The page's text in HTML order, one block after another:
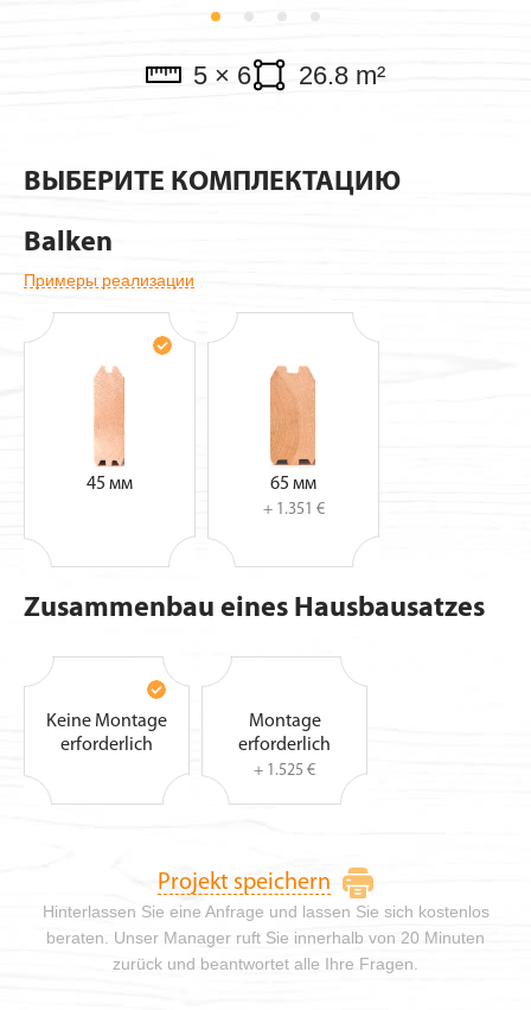
5 × 6 26.8 m²
ВЫБЕРИТЕ КОМПЛЕКТАЦИЮ
Balken
Примеры реализации
45 мм 65 мм
+ 1.351 €
Zusammenbau eines Hausbausatzes
Keine Montage
erforderlich
Montage
erforderlich
+ 1.525 €
Hinterlassen Sie eine Anfrage und lassen Sie sich kostenlos
beraten. Unser Manager ruft Sie innerhalb von 20 Minuten
zurück und beantwortet alle Ihre Fragen.
Projekt speichern